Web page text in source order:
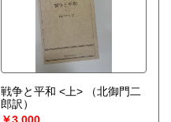
戦争と平和 <上>
（北御門二
郎訳）